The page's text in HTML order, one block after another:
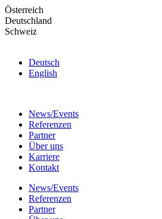
Skip
to
the
Österreich
Deutschland
Schweiz
Deutsch
English
News/Events
Referenzen
Partner
Über uns
Karriere
Kontakt
News/Events
Referenzen
Partner